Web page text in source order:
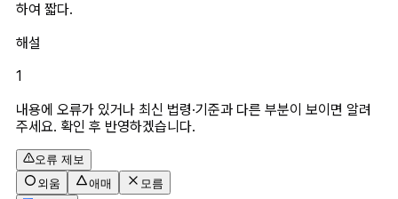
하여 짧다.
해설
1
내용에 오류가 있거나 최신 법령·기준과 다른 부분이 보이면 알려
주세요. 확인 후 반영하겠습니다.
오류 제보
외움
애매
모름